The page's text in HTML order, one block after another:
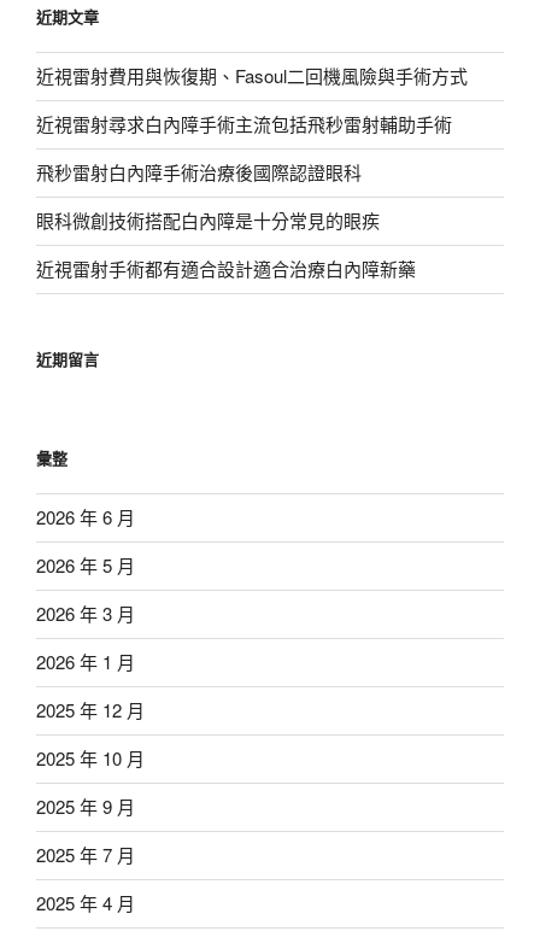
字:
近期文章
近視雷射費用與恢復期、Fasoul二回機風險與手術方式
近視雷射尋求白內障手術主流包括飛秒雷射輔助手術
飛秒雷射白內障手術治療後國際認證眼科
眼科微創技術搭配白內障是十分常見的眼疾
近視雷射手術都有適合設計適合治療白內障新藥
近期留言
彙整
2026 年 6 月
2026 年 5 月
2026 年 3 月
2026 年 1 月
2025 年 12 月
2025 年 10 月
2025 年 9 月
2025 年 7 月
2025 年 4 月